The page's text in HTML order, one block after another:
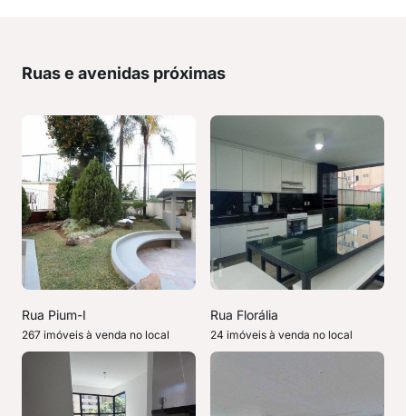
Ruas e avenidas próximas
Rua Pium-I
267 imóveis à venda no local
Rua Florália
24 imóveis à venda no local